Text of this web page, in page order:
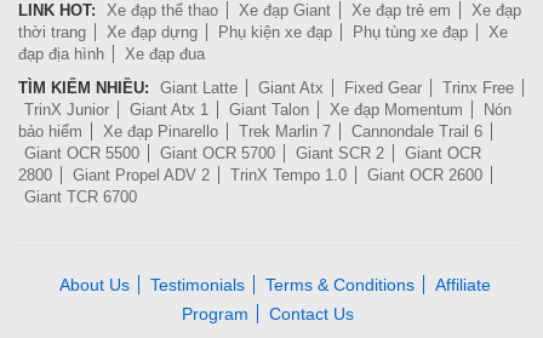
LINK HOT: Xe đạp thể thao Xe đạp Giant Xe đạp trẻ em
Xe đạp
thời trang
Xe đạp dựng Phụ kiện xe đạp Phụ tùng xe đạp
Xe
đạp địa hình
Xe đạp đua
TÌM KIẾM NHIỀU:
Giant Latte Giant Atx Fixed Gear
Trinx Free
TrinX Junior
Giant Atx 1 Giant Talon Xe đạp Momentum
Nón
bảo hiểm
Xe đạp Pinarello Trek Marlin 7
Cannondale Trail 6
Giant OCR 5500
Giant OCR 5700 Giant SCR 2
Giant OCR
2800
Giant Propel ADV 2 TrinX Tempo 1.0
Giant OCR 2600
Giant TCR 6700
About Us Testimonials Terms & Conditions
Affiliate
Program
Contact Us